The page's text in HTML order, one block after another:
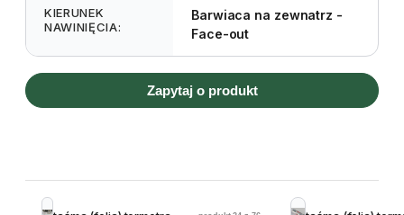
KIERUNEK
NAWINIĘCIA:
Barwiaca na zewnatrz -
Face-out
Zapytaj o produkt